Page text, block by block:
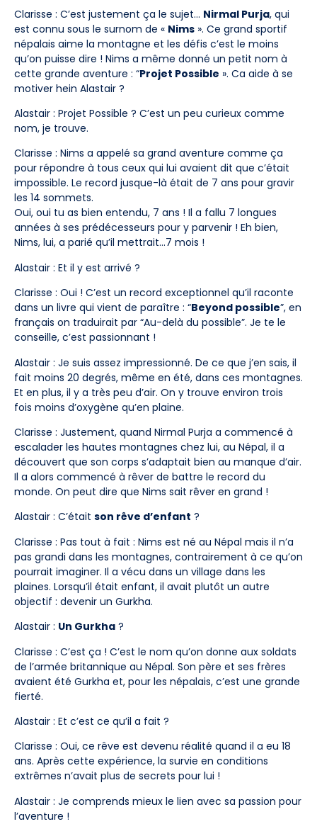
Clarisse : C’est justement ça le sujet… Nirmal Purja, qui
est connu sous le surnom de « Nims ». Ce grand sportif
népalais aime la montagne et les défis c’est le moins
qu’on puisse dire ! Nims a même donné un petit nom à
cette grande aventure : “Projet Possible ». Ca aide à se
motiver hein Alastair ?
Alastair : Projet Possible ? C’est un peu curieux comme
nom, je trouve.
Clarisse : Nims a appelé sa grand aventure comme ça
pour répondre à tous ceux qui lui avaient dit que c’était
impossible. Le record jusque-là était de 7 ans pour gravir
les 14 sommets.
Oui, oui tu as bien entendu, 7 ans ! Il a fallu 7 longues
années à ses prédécesseurs pour y parvenir ! Eh bien,
Nims, lui, a parié qu’il mettrait…7 mois !
Alastair : Et il y est arrivé ?
Clarisse : Oui ! C’est un record exceptionnel qu’il raconte
dans un livre qui vient de paraître : “Beyond possible”, en
français on traduirait par “Au-delà du possible”. Je te le
conseille, c’est passionnant !
Alastair : Je suis assez impressionné. De ce que j’en sais, il
fait moins 20 degrés, même en été, dans ces montagnes.
Et en plus, il y a très peu d’air. On y trouve environ trois
fois moins d’oxygène qu’en plaine.
Clarisse : Justement, quand Nirmal Purja a commencé à
escalader les hautes montagnes chez lui, au Népal, il a
découvert que son corps s’adaptait bien au manque d’air.
Il a alors commencé à rêver de battre le record du
monde. On peut dire que Nims sait rêver en grand !
Alastair : C’était son rêve d’enfant ?
Clarisse : Pas tout à fait : Nims est né au Népal mais il n’a
pas grandi dans les montagnes, contrairement à ce qu’on
pourrait imaginer. Il a vécu dans un village dans les
plaines. Lorsqu’il était enfant, il avait plutôt un autre
objectif : devenir un Gurkha.
Alastair : Un Gurkha ?
Clarisse : C’est ça ! C’est le nom qu’on donne aux soldats
de l’armée britannique au Népal. Son père et ses frères
avaient été Gurkha et, pour les népalais, c’est une grande
fierté.
Alastair : Et c’est ce qu’il a fait ?
Clarisse : Oui, ce rêve est devenu réalité quand il a eu 18
ans. Après cette expérience, la survie en conditions
extrêmes n’avait plus de secrets pour lui !
Alastair : Je comprends mieux le lien avec sa passion pour
l’aventure !